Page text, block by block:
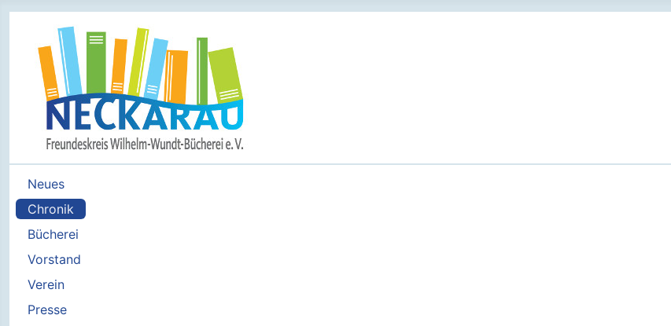
Neues
Chronik
Bücherei
Vorstand
Verein
Presse